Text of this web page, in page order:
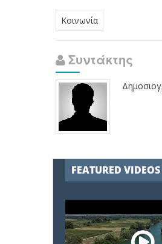
Κοινωνία
Συντάκτης
FEATURED VIDEOS